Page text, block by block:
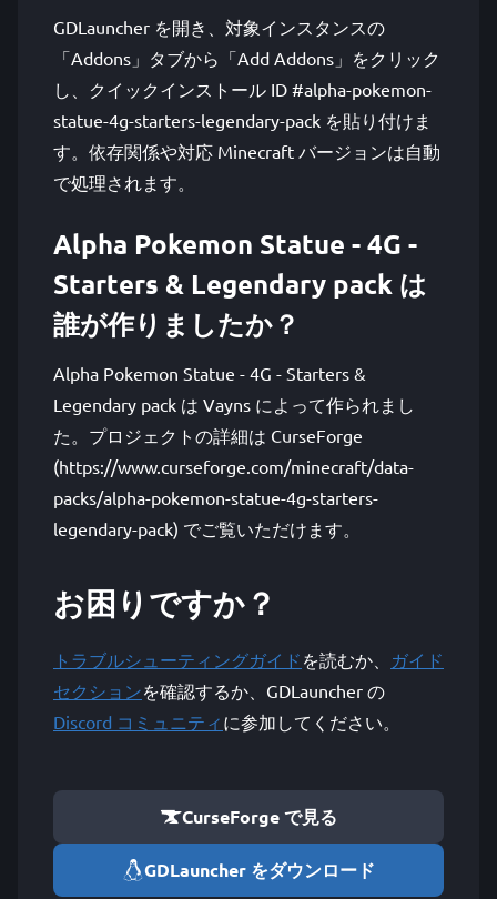
GDLauncher を開き、対象インスタンスの
「Addons」タブから「Add Addons」をクリック
し、クイックインストール ID #alpha-pokemon-
statue-4g-starters-legendary-pack を貼り付けま
す。依存関係や対応 Minecraft バージョンは自動
で処理されます。
Alpha Pokemon Statue - 4G -
Starters & Legendary pack は
誰が作りましたか？
Alpha Pokemon Statue - 4G - Starters &
Legendary pack は Vayns によって作られまし
た。プロジェクトの詳細は CurseForge
(https://www.curseforge.com/minecraft/data-
packs/alpha-pokemon-statue-4g-starters-
legendary-pack) でご覧いただけます。
お困りですか？
トラブルシューティングガイド を読むか、 ガイド
セクションを確認するか、GDLauncher の
Discord コミュニティ に参加してください。
CurseForge で見る
GDLauncher をダウンロード